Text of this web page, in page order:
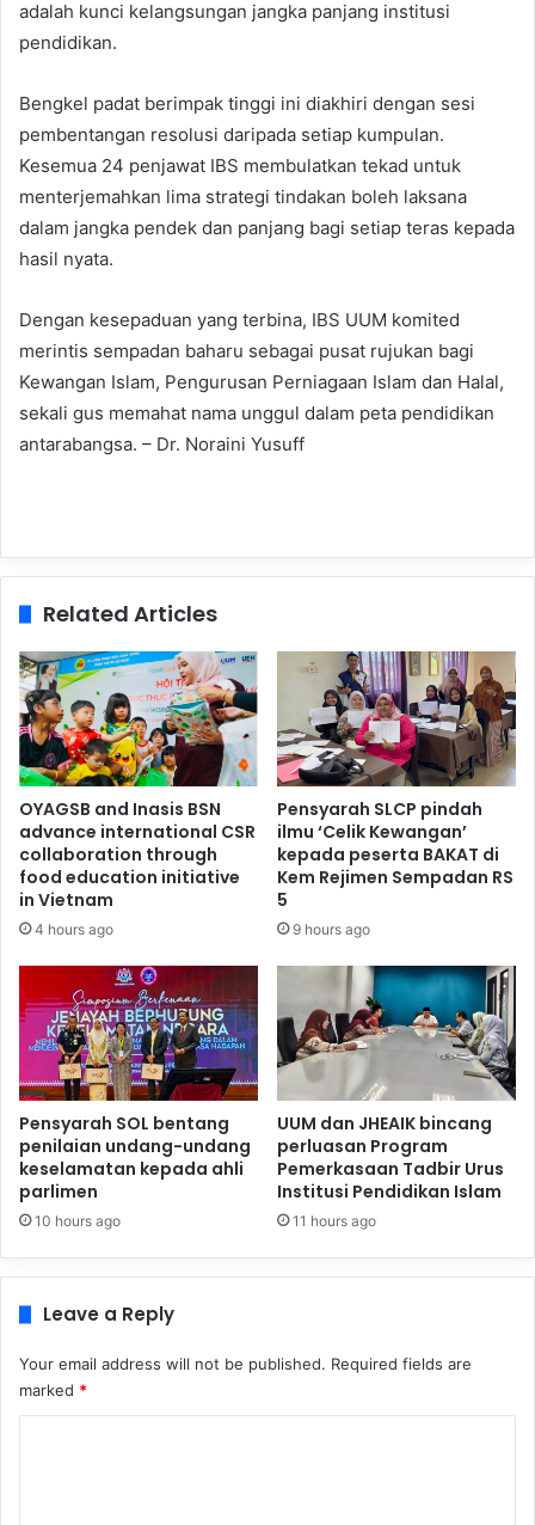
adalah kunci kelangsungan jangka panjang institusi
pendidikan.
Bengkel padat berimpak tinggi ini diakhiri dengan sesi
pembentangan resolusi daripada setiap kumpulan.
Kesemua 24 penjawat IBS membulatkan tekad untuk
menterjemahkan lima strategi tindakan boleh laksana
dalam jangka pendek dan panjang bagi setiap teras kepada
hasil nyata.
Dengan kesepaduan yang terbina, IBS UUM komited
merintis sempadan baharu sebagai pusat rujukan bagi
Kewangan Islam, Pengurusan Perniagaan Islam dan Halal,
sekali gus memahat nama unggul dalam peta pendidikan
antarabangsa. – Dr. Noraini Yusuff
Related Articles
OYAGSB and Inasis BSN
advance international CSR
collaboration through
food education initiative
in Vietnam
4 hours ago
Pensyarah SLCP pindah
ilmu ‘Celik Kewangan’
kepada peserta BAKAT di
Kem Rejimen Sempadan RS
5
9 hours ago
Pensyarah SOL bentang
penilaian undang-undang
keselamatan kepada ahli
parlimen
10 hours ago
UUM dan JHEAIK bincang
perluasan Program
Pemerkasaan Tadbir Urus
Institusi Pendidikan Islam
11 hours ago
Leave a Reply
Your email address will not be published. Required fields are
marked *